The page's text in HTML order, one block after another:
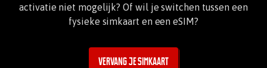
activatie niet mogelijk? Of wil je switchen tussen een
fysieke simkaart en een eSIM?
vervang je simkaart